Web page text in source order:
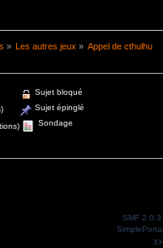
» Les autres jeux » Appel de cthulhu
Sujet bloqué
Sujet épinglé
Sondage
SMF 2.0.3